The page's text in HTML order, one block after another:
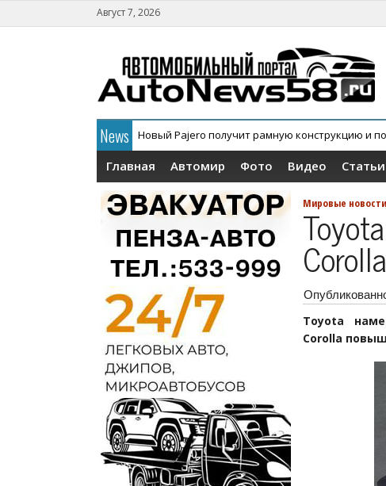
Август 7, 2026
News Новый Pajero получит рамную конструкцию и
Главная Автомир Фото Видео Статьи
Мировые новости
Corolla
Toyota
Corolla